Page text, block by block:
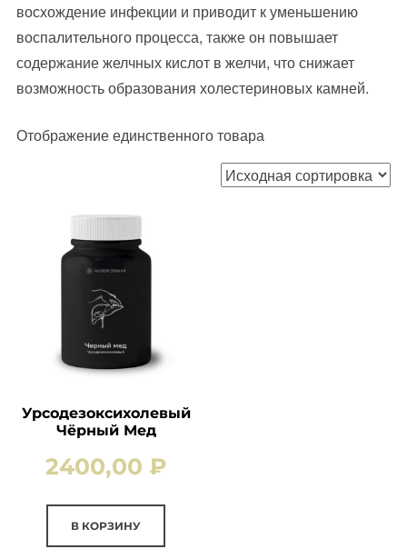
восхождение инфекции и приводит к уменьшению
воспалительного процесса, также он повышает
содержание желчных кислот в желчи, что снижает
возможность образования холестериновых камней.
Отображение единственного товара
Урсодезоксихолевый
Чёрный Мед
2400,00₽
В КОРЗИНУ